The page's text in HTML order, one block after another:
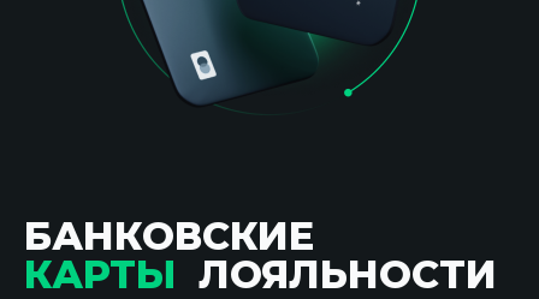
БАНКОВСКИЕ
КАРТЫ ЛОЯЛЬНОСТИ